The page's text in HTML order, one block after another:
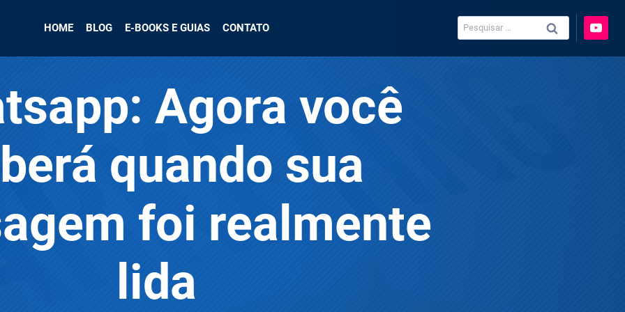
HOME BLOG E-BOOKS E GUIAS CONTATO
Pesquisar
por:
Agora você
quando sua
foi realmente
lida